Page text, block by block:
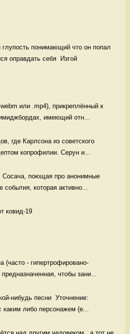
понимающий что он попал
оправдать себя  Изгой
или .mp4), прикреплённый к
имеющий отн...
где Карлсона из советского
копрофилии. Серун и...
Сосача, поющая про анонимные
которая активно...
ковид-19
(часто - гипертрофировано-
чтобы зани...
нибудь песни  Уточнение:
каким либо персонажем (е...